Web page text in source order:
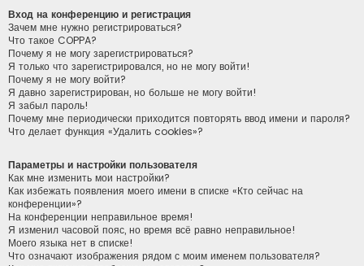
Вход на конференцию и регистрация
Зачем мне нужно регистрироваться?
Что такое COPPA?
Почему я не могу зарегистрироваться?
Я только что зарегистрировался, но не могу войти!
Почему я не могу войти?
Я давно зарегистрирован, но больше не могу войти!
Я забыл пароль!
Почему мне периодически приходится повторять ввод имени и пароля?
Что делает функция «Удалить cookies»?
Параметры и настройки пользователя
Как мне изменить мои настройки?
Как избежать появления моего имени в списке «Кто сейчас на
конференции»?
На конференции неправильное время!
Я изменил часовой пояс, но время всё равно неправильное!
Моего языка нет в списке!
Что означают изображения рядом с моим именем пользователя?